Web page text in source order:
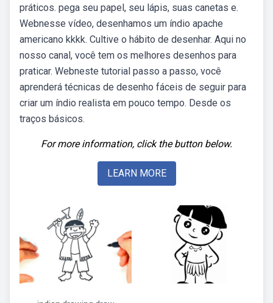
práticos. pega seu papel, seu lápis, suas canetas e.
Webnesse vídeo, desenhamos um índio apache
americano kkkk. Cultive o hábito de desenhar. Aqui no
nosso canal, você tem os melhores desenhos para
praticar. Webneste tutorial passo a passo, você
aprenderá técnicas de desenho fáceis de seguir para
criar um índio realista em pouco tempo. Desde os
traços básicos.
For more information, click the button below.
LEARN MORE